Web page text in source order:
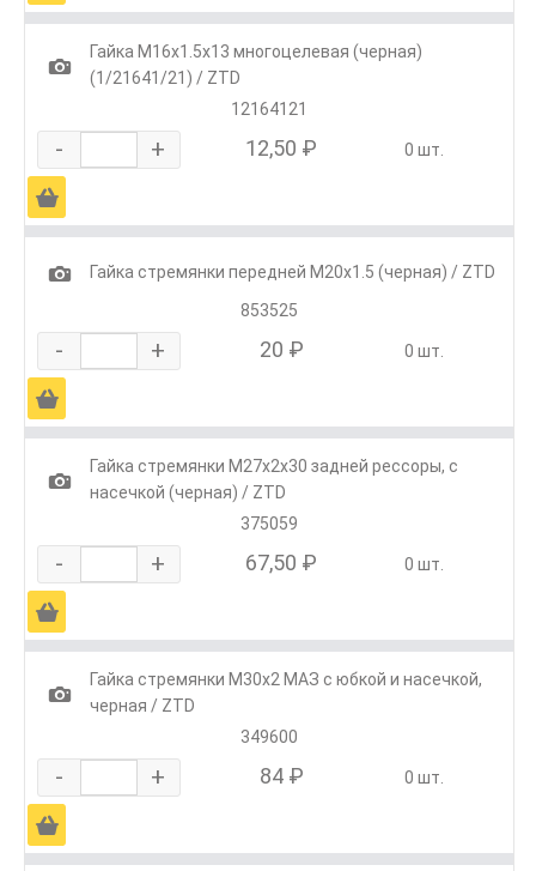
1
Гайка М16х1.5х13 многоцелевая (черная)
(1/21641/21) / ZTD
12164121
- + 12,50 ₽ 0 шт.
Ä
1
Гайка стремянки передней М20х1.5 (черная) / ZTD
853525
- + 20 ₽ 0 шт.
Ä
1
Гайка стремянки М27х2х30 задней рессоры, с
насечкой (черная) / ZTD
375059
- + 67,50 ₽ 0 шт.
Ä
1
Гайка стремянки М30х2 МАЗ с юбкой и насечкой,
черная / ZTD
349600
- + 84 ₽ 0 шт.
Ä